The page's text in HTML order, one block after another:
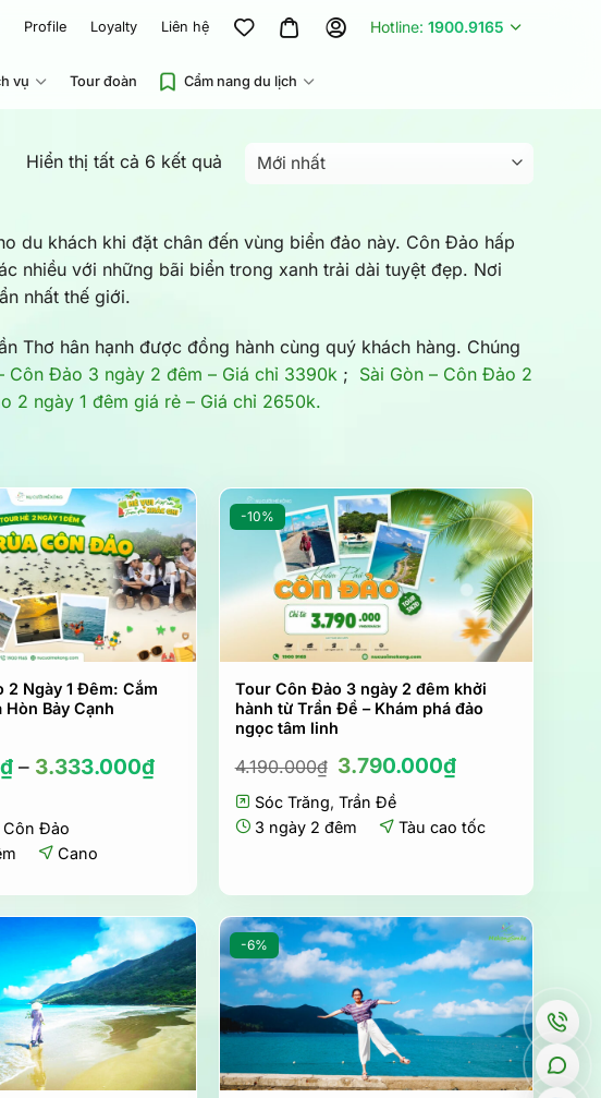
Profile Loyalty Liên hệ Hotline: 1900.9165
vụ Tour đoàn Cẩm nang du lịch
Hiển thị tất cả 6 kết quảĐược
theo
mới
du khách khi đặt chân đến vùng biển đảo này. Côn Đảo hấp
nhiều với những bãi biển trong xanh trải dài tuyệt đẹp. Nơi
nhất thế giới.
Thơ hân hạnh được đồng hành cùng quý khách hàng. Chúng
Côn Đảo 3 ngày 2 đêm – Giá chỉ 3390k ; Sài Gòn – Côn Đảo 2
2 ngày 1 đêm giá rẻ – Giá chỉ 2650k.
2 Ngày 1 Đêm: Cắm
Bảy Cạnh
₫ – 3.333.000₫
Côn Đảo
Cano
-10%
Tour Côn Đảo 3 ngày 2 đêm khởi
hành từ Trần Đề – Khám phá đảo
ngọc tâm linh
4.190.000₫ Giá
là:
4.190.000₫.
3.790.000₫Giá
là:
Sóc Trăng, Trần Đề
3 ngày 2 đêm
Tàu cao tốc
-6%